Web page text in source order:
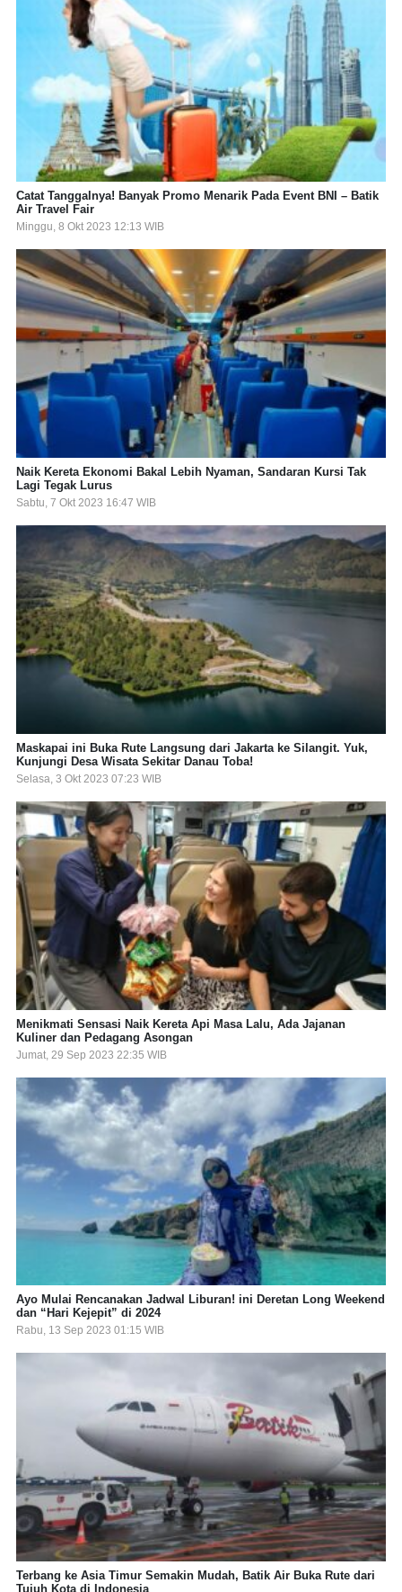
Catat Tanggalnya! Banyak Promo Menarik Pada Event BNI – Batik
Air Travel Fair
Minggu, 8 Okt 2023 12:13 WIB
Naik Kereta Ekonomi Bakal Lebih Nyaman, Sandaran Kursi Tak
Lagi Tegak Lurus
Sabtu, 7 Okt 2023 16:47 WIB
Maskapai ini Buka Rute Langsung dari Jakarta ke Silangit. Yuk,
Kunjungi Desa Wisata Sekitar Danau Toba!
Selasa, 3 Okt 2023 07:23 WIB
Menikmati Sensasi Naik Kereta Api Masa Lalu, Ada Jajanan
Kuliner dan Pedagang Asongan
Jumat, 29 Sep 2023 22:35 WIB
Ayo Mulai Rencanakan Jadwal Liburan! ini Deretan Long Weekend
dan “Hari Kejepit” di 2024
Rabu, 13 Sep 2023 01:15 WIB
Terbang ke Asia Timur Semakin Mudah, Batik Air Buka Rute dari
Tujuh Kota di Indonesia